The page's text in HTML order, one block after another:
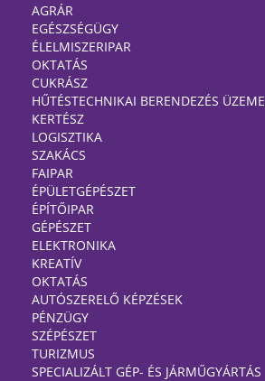
AGRÁR
EGÉSZSÉGÜGY
ÉLELMISZERIPAR
OKTATÁS
CUKRÁSZ
HŰTÉSTECHNIKAI BERENDEZÉS
KERTÉSZ
LOGISZTIKA
SZAKÁCS
FAIPAR
ÉPÜLETGÉPÉSZET
ÉPÍTŐIPAR
GÉPÉSZET
ELEKTRONIKA
KREATÍV
OKTATÁS
AUTÓSZERELŐ KÉPZÉSEK
PÉNZÜGY
SZÉPÉSZET
TURIZMUS
SPECIALIZÁLT GÉP- ÉS JÁRMŰGYÁRTÁS